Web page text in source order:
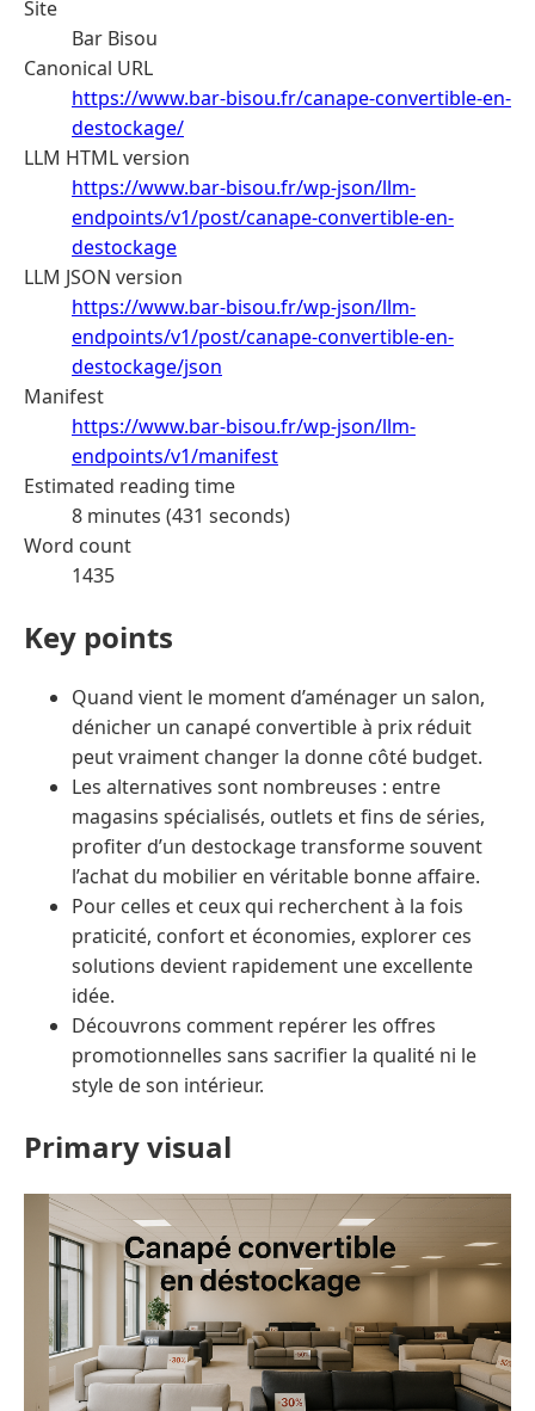
Site
Bar Bisou
Canonical URL
https://www.bar-bisou.fr/canape-convertible-en-
destockage/
LLM HTML version
https://www.bar-bisou.fr/wp-json/llm-
endpoints/v1/post/canape-convertible-en-
destockage
LLM JSON version
https://www.bar-bisou.fr/wp-json/llm-
endpoints/v1/post/canape-convertible-en-
destockage/json
Manifest
https://www.bar-bisou.fr/wp-json/llm-
endpoints/v1/manifest
Estimated reading time
8 minutes (431 seconds)
Word count
1435
Key points
Quand vient le moment d’aménager un salon,
dénicher un canapé convertible à prix réduit
peut vraiment changer la donne côté budget.
Les alternatives sont nombreuses : entre
magasins spécialisés, outlets et fins de séries,
profiter d’un destockage transforme souvent
l’achat du mobilier en véritable bonne affaire.
Pour celles et ceux qui recherchent à la fois
praticité, confort et économies, explorer ces
solutions devient rapidement une excellente
idée.
Découvrons comment repérer les offres
promotionnelles sans sacrifier la qualité ni le
style de son intérieur.
Primary visual